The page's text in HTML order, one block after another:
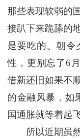
那些表现软弱的
接趴下来跪舔的
是要吃的。朝令
性，更别忘了6
借新还旧如果不
的金融风暴，如
国通胀就等着起
所以近期虽然